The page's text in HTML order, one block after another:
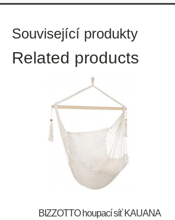
Související produkty
Related products
BIZZOTTO houpací síť KAUANA